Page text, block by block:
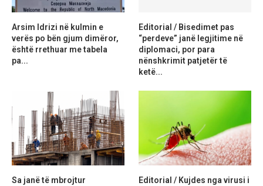
Arsim Idrizi në kulmin e
verës po bën gjum dimëror,
është rrethuar me tabela
pa...
Editorial / Bisedimet pas
“perdeve” janë legjitime në
diplomaci, por para
nënshkrimit patjetër të
ketë...
Sa janë të mbrojtur
Editorial / Kujdes nga virusi i